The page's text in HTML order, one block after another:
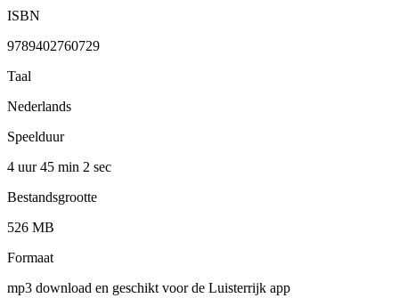
ISBN
9789402760729
Taal
Nederlands
Speelduur
4 uur 45 min 2 sec
Bestandsgrootte
526 MB
Formaat
mp3 download en geschikt voor de Luisterrijk app